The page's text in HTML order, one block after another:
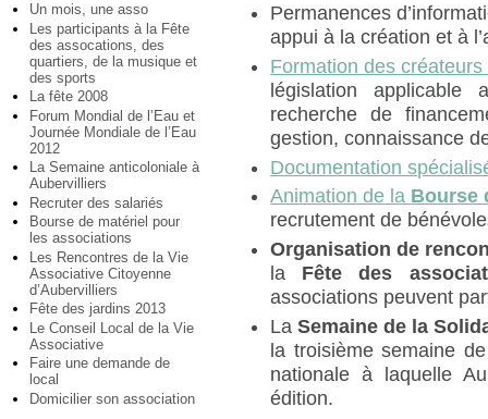
Un mois, une asso
Les participants à la Fête
des assocations, des
quartiers, de la musique et
des sports
La fête 2008
Forum Mondial de l’Eau et
Journée Mondiale de l’Eau
2012
La Semaine anticoloniale à
Aubervilliers
Recruter des salariés
Bourse de matériel pour
les associations
Les Rencontres de la Vie
Associative Citoyenne
d’Aubervilliers
Fête des jardins 2013
Le Conseil Local de la Vie
Associative
Faire une demande de
local
Domicilier son association
Permanences
appui à la création et à
Formation des
législation applicable
recherche de
gestion, connaissance
Documentation
Animation de la Bourse
recrutement de
Organisation de
la Fête des
associations peuvent
LaSemaine de la
la troisième semaine
nationale à laquelle
édition.